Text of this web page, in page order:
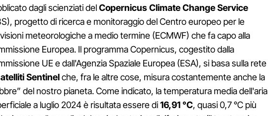
dagli scienziati delCopernicus Climate Change Service
progetto di ricerca e monitoraggio del Centro europeo per le
meteorologiche a medio termine (ECMWF) che fa capo alla
Europea. Il programma Copernicus, cogestito dalla
UE e dall'Agenzia Spaziale Europea (ESA), si basa sulla rete
Sentinelche, fra le altre cose, misura costantemente anche la
del nostro pianeta. Come indicato, la temperatura media dell'aria
a luglio 2024 è risultata essere di16,91 °C, quasi 0,7 °C più